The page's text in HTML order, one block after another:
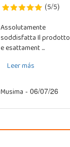
(5/5)
Assolutamente
soddisfatta Il prodotto
e esattament ...
Leer más
Musima - 06/07/26